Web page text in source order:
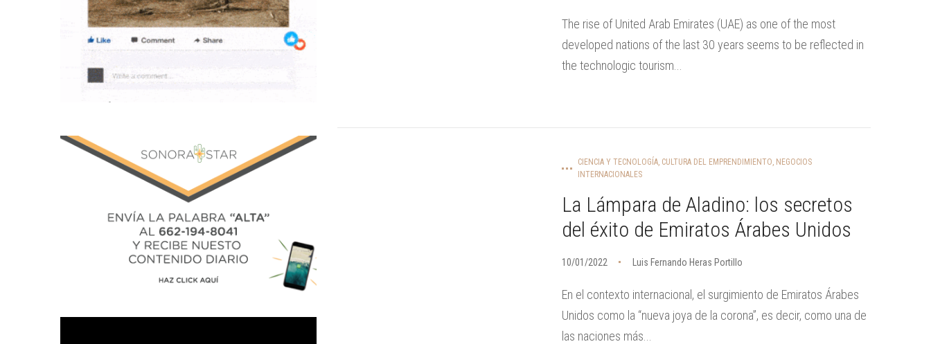
The rise of United Arab Emirates (UAE) as one of the most
developed nations of the last 30 years seems to be reflected in
the technologic tourism...
CIENCIA Y TECNOLOGÍA, CULTURA DEL EMPRENDIMIENTO, NEGOCIOS
INTERNACIONALES
La Lámpara de Aladino: los secretos
del éxito de Emiratos Árabes Unidos
10/01/2022 Luis Fernando Heras Portillo
En el contexto internacional, el surgimiento de Emiratos Árabes
Unidos como la “nueva joya de la corona”, es decir, como una de
las naciones más...